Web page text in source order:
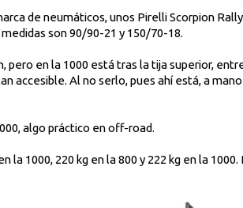
de neumáticos, unos Pirelli Scorpion
son 90/90-21 y 150/70-18.
pero en la 1000 está tras la tija superior,
accesible. Al no serlo, pues ahí está, a
algo práctico en off-road.
la 1000, 220 kg en la 800 y 222 kg en la